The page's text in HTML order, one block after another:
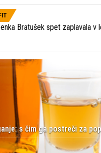
Bratušek spet zaplavala v
s čim ga postreči za